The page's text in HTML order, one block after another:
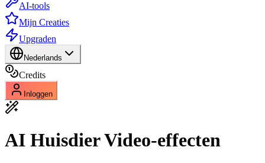
AI-tools
Mijn Creaties
Upgraden
Nederlands
Credits
Inloggen
AI Huisdier Video-effecten